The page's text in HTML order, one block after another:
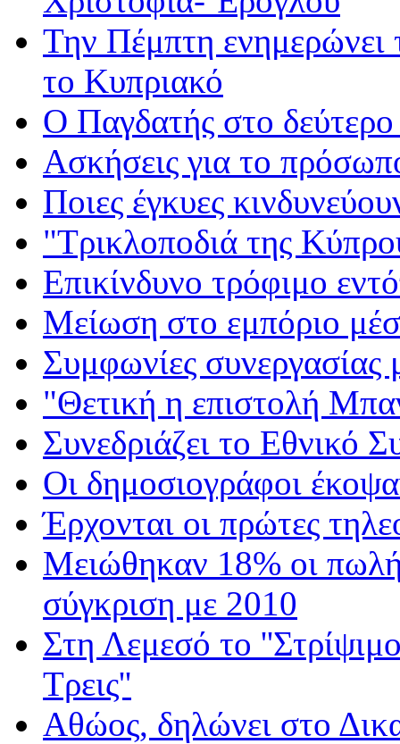
Την Πέμπτη ενημερώνει
το Κυπριακό
Ο Παγδατής στο δεύτερο
Ασκήσεις για το
Ποιες έγκυες
"Tρικλοποδιά της
Επικίνδυνο τρόφιμο
Μείωση στο εμπόριο
Συμφωνίες συνεργασίας
"Θετική η επιστολή
Συνεδριάζει το Εθνικό
Οι δημοσιογράφοι
Έρχονται οι πρώτες
Μειώθηκαν 18% οι
σύγκριση με 2010
Στη Λεμεσό το
Τρεις''
Aθώος, δηλώνει στο